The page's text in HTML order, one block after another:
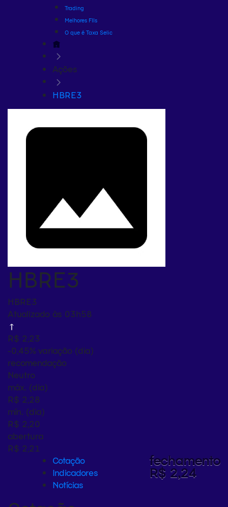
Trading
Melhores FIIs
O que é Taxa Selic
Ações
HBRE3
HBRE3
HBRE3
Atualizado às 03h58
R$ 2,23
-0,45% variação (dia)
recomendação
Neutro
máx. (dia)
R$ 2,28
mín. (dia)
R$ 2,20
abertura
R$ 2,21
fechamento
R$ 2,24
Cotação
Indicadores
Notícias